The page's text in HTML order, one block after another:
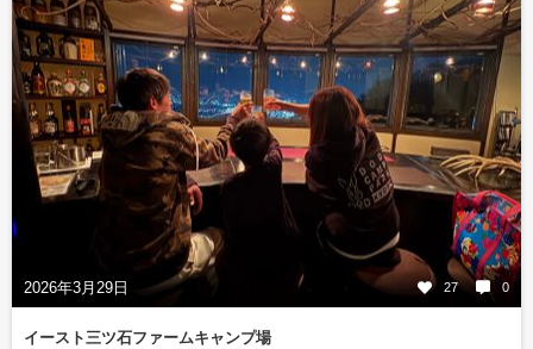
2026年3月29日 27 0
イースト三ツ石ファームキャンプ場